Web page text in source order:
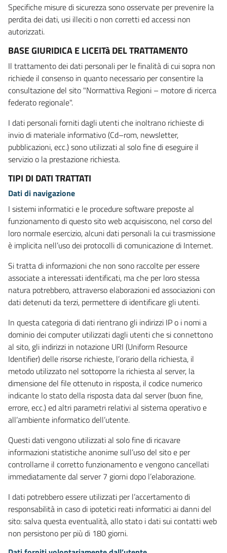
Specifiche misure di sicurezza sono osservate per prevenire la
perdita dei dati, usi illeciti o non corretti ed accessi non
autorizzati.
BASE GIURIDICA E LICEITà DEL TRATTAMENTO
Il trattamento dei dati personali per le finalità di cui sopra non
richiede il consenso in quanto necessario per consentire la
consultazione del sito "Normattiva Regioni – motore di ricerca
federato regionale".
I dati personali forniti dagli utenti che inoltrano richieste di
invio di materiale informativo (Cd–rom, newsletter,
pubblicazioni, ecc.) sono utilizzati al solo fine di eseguire il
servizio o la prestazione richiesta.
TIPI DI DATI TRATTATI
Dati di navigazione
I sistemi informatici e le procedure software preposte al
funzionamento di questo sito web acquisiscono, nel corso del
loro normale esercizio, alcuni dati personali la cui trasmissione
è implicita nell’uso dei protocolli di comunicazione di Internet.
Si tratta di informazioni che non sono raccolte per essere
associate a interessati identificati, ma che per loro stessa
natura potrebbero, attraverso elaborazioni ed associazioni con
dati detenuti da terzi, permettere di identificare gli utenti.
In questa categoria di dati rientrano gli indirizzi IP o i nomi a
dominio dei computer utilizzati dagli utenti che si connettono
al sito, gli indirizzi in notazione URI (Uniform Resource
Identifier) delle risorse richieste, l’orario della richiesta, il
metodo utilizzato nel sottoporre la richiesta al server, la
dimensione del file ottenuto in risposta, il codice numerico
indicante lo stato della risposta data dal server (buon fine,
errore, ecc.) ed altri parametri relativi al sistema operativo e
all’ambiente informatico dell’utente.
Questi dati vengono utilizzati al solo fine di ricavare
informazioni statistiche anonime sull’uso del sito e per
controllarne il corretto funzionamento e vengono cancellati
immediatamente dal server 7 giorni dopo l’elaborazione.
I dati potrebbero essere utilizzati per l’accertamento di
responsabilità in caso di ipotetici reati informatici ai danni del
sito: salva questa eventualità, allo stato i dati sui contatti web
non persistono per più di 180 giorni.